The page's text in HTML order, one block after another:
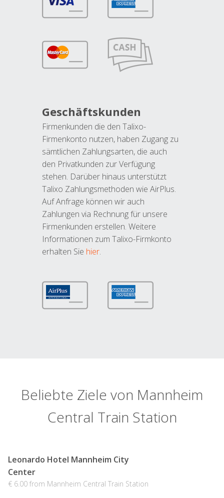
Geschäftskunden
Firmenkunden die den Talixo-
Firmenkonto nutzen, haben Zugang zu
sämtlichen Zahlungsarten, die auch
den Privatkunden zur Verfügung
stehen. Darüber hinaus unterstützt
Talixo Zahlungsmethoden wie AirPlus.
Auf Anfrage können wir auch
Zahlungen via Rechnung für unsere
Firmenkunden erstellen. Weitere
Informationen zum Talixo-Firmkonto
erhalten Sie hier.
Beliebte Ziele von Mannheim
Central Train Station
Leonardo Hotel Mannheim City
Center
€ 6.00 from Mannheim Central Train Station